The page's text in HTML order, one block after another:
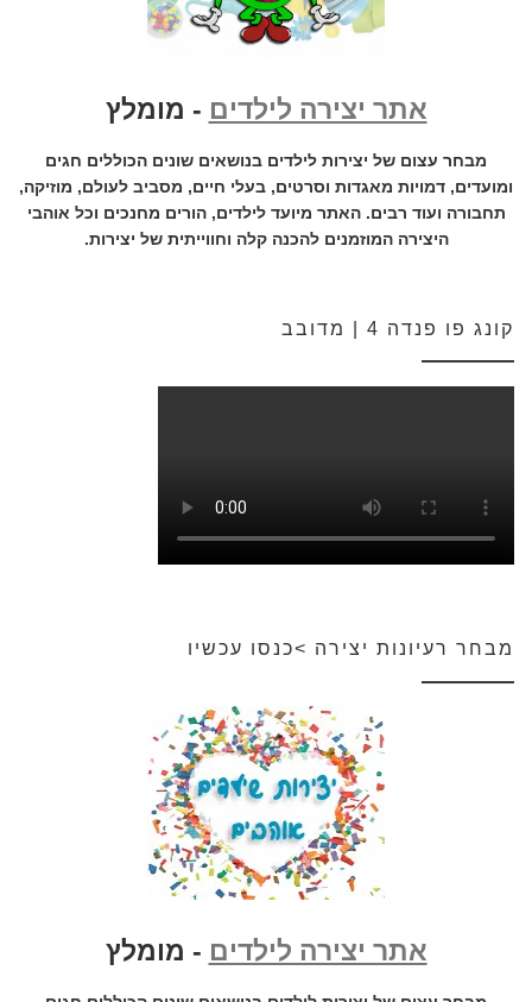
אתר יצירה לילדים - מומלץ
מבחר עצום של יצירות לילדים בנושאים שונים הכוללים חגים
ומועדים, דמויות מאגדות וסרטים, בעלי חיים, מסביב לעולם, מוזיקה,
תחבורה ועוד רבים. האתר מיועד לילדים, הורים מחנכים וכל אוהבי
היצירה המוזמנים להכנה קלה וחווייתית של יצירות.
קונג פו פנדה 4 | מדובב
מבחר רעיונות יצירה >כנסו עכשיו
אתר יצירה לילדים - מומלץ